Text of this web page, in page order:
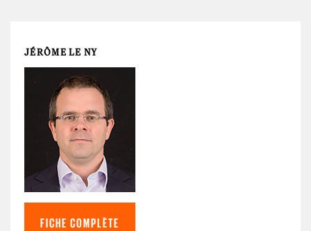
JÉRÔME LE NY
FICHE COMPLÈTE